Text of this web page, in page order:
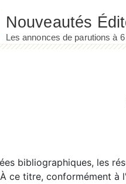
bibliographiques, les
ce titre, conformément à